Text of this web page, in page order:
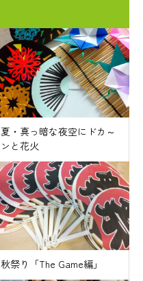
夏・真っ暗な夜空にドカ～
ンと花火
秋祭り「The Game編」